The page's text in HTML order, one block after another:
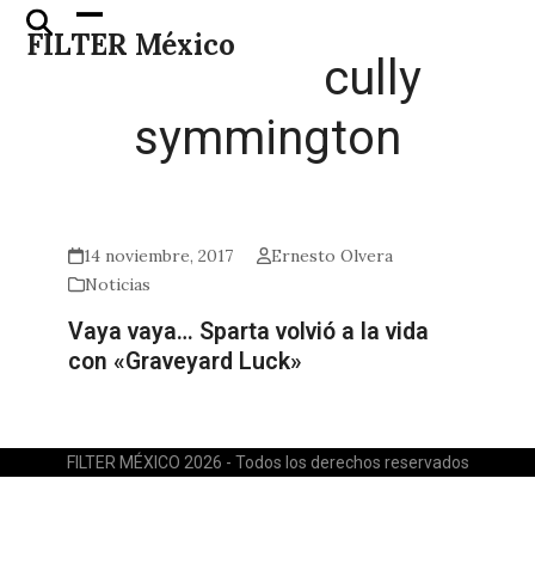
Skip
FILTER México
Open
mobile
Close
mobile
cully
symmington
14 noviembre, 2017
Ernesto Olvera
Noticias
Vaya vaya… Sparta volvió a la vida
con «Graveyard Luck»
FILTER MÉXICO 2026 - Todos los derechos reservados